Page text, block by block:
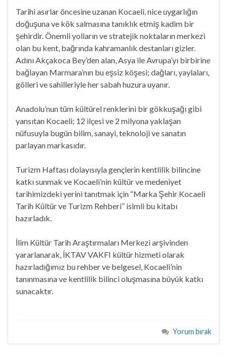
Tarihi asırlar öncesine uzanan Kocaeli, nice uygarlığın
doğuşuna ve kök salmasına tanıklık etmiş kadim bir
şehirdir. Önemli yolların ve stratejik noktaların merkezi
olan bu kent, bağrında kahramanlık destanları gizler.
Adını Akçakoca Bey’den alan, Asya ile Avrupa’yı birbirine
bağlayan Marmara’nın bu eşsiz köşesi; dağları, yaylaları,
gölleri ve sahilleriyle her sabah huzura uyanır.
Anadolu’nun tüm kültürel renklerini bir gökkuşağı gibi
yansıtan Kocaeli; 12 ilçesi ve 2 milyona yaklaşan
nüfusuyla bugün bilim, sanayi, teknoloji ve sanatın
parlayan markasıdır.
Turizm Haftası dolayısıyla gençlerin kentlilik bilincine
katkı sunmak ve Kocaeli’nin kültür ve medeniyet
tarihimizdeki yerini tanıtmak için “Marka Şehir Kocaeli
Tarih Kültür ve Turizm Rehberi” isimli bu kitabı
hazırladık.
İlim Kültür Tarih Araştırmaları Merkezi arşivinden
yararlanarak, İKTAV VAKFI kültür hizmeti olarak
hazırladığımız bu rehber ve belgesel, Kocaeli’nin
tanınmasına ve kentlilik bilinci oluşmasına büyük katkı
sunacaktır.
Yorum bırak